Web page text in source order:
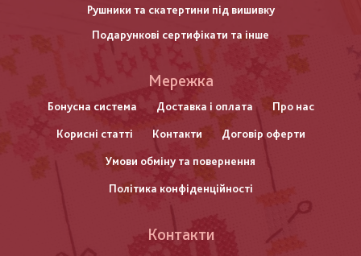
Рушники та скатертини під вишивку
Подарункові сертифікати та інше
нижнього
колонтитулу
Мережка
Бонусна система Доставка і оплата Про нас
Корисні статті Контакти Договір оферти
Умови обміну та повернення
Політика конфіденційності
Контакти